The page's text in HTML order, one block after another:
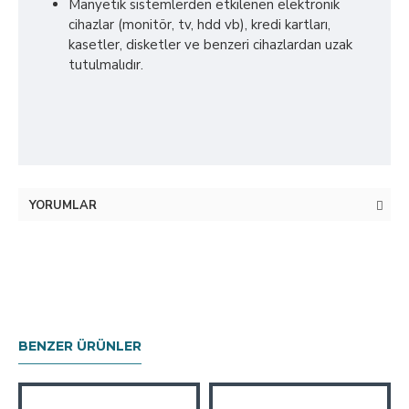
Manyetik sistemlerden etkilenen elektronik
cihazlar (monitör, tv, hdd vb), kredi kartları,
kasetler, disketler ve benzeri cihazlardan uzak
tutulmalıdır.
YORUMLAR
BENZER ÜRÜNLER